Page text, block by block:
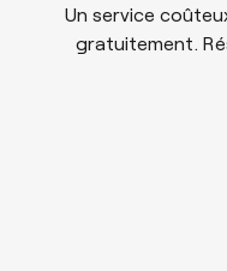
Un service
gratuitement.